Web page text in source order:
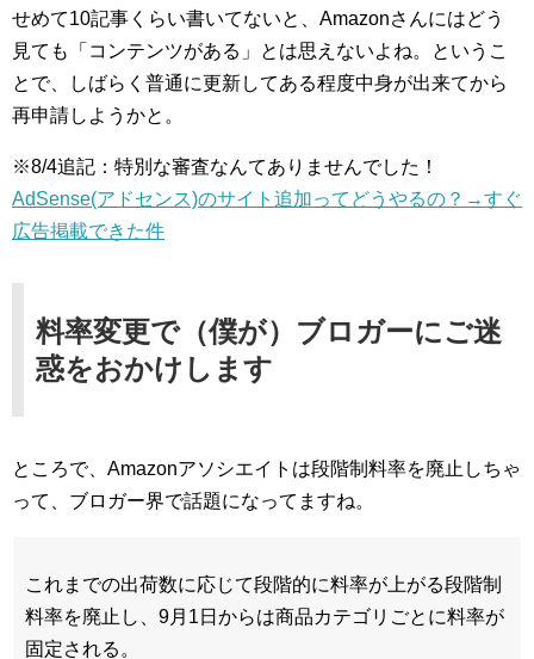
せめて10記事くらい書いてないと、Amazonさんにはどう
見ても「コンテンツがある」とは思えないよね。というこ
とで、しばらく普通に更新してある程度中身が出来てから
再申請しようかと。
※8/4追記：特別な審査なんてありませんでした！
AdSense(アドセンス)のサイト追加ってどうやるの？→すぐ
広告掲載できた件
料率変更で（僕が）ブロガーにご迷
惑をおかけします
ところで、Amazonアソシエイトは段階制料率を廃止しちゃ
って、ブロガー界で話題になってますね。
これまでの出荷数に応じて段階的に料率が上がる段階制
料率を廃止し、9月1日からは商品カテゴリごとに料率が
固定される。